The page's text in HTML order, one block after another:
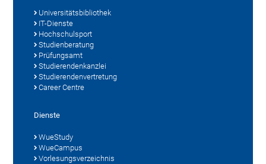
Universitätsbibliothek
IT-Dienste
Hochschulsport
Studienberatung
Prüfungsamt
Studierendenkanzlei
Studierendenvertretung
Career Centre
Dienste
WueStudy
WueCampus
Vorlesungsverzeichnis